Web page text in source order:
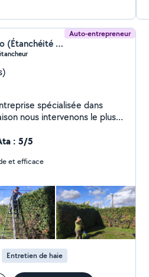
Auto-entrepreneur
Étanchéité Pro (Étanchéité Pro)
spécialisée dans
nous intervenons le plus
tuiles et mise en peinture
nous faisons aussi de la
de votre maison
: 5/5
et efficace
Entretien de haie